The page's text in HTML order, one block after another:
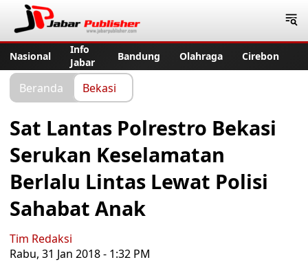
Nasional
Info
Jabar
Bandung Olahraga Cirebon
Beranda Bekasi
Sat Lantas Polrestro Bekasi
Serukan Keselamatan
Berlalu Lintas Lewat Polisi
Sahabat Anak
Tim Redaksi
Rabu, 31 Jan 2018 - 1:32 PM